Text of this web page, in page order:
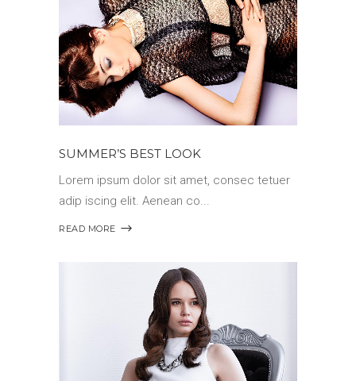
SUMMER’S BEST LOOK
Lorem ipsum dolor sit amet, consec tetuer
adip iscing elit. Aenean co
READ MORE